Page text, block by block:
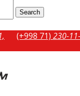
Search
(+998 71) 230-